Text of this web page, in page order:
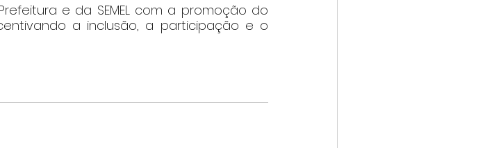
e da SEMEL com a promoção do
a inclusão, a participação e o